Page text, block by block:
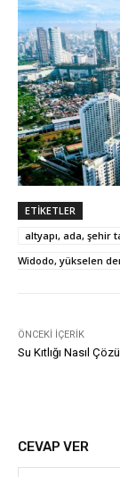
ETIKETLER
altyapı, ada, şehir
Widodo, yükselen
ÖNCEKI İÇERIK
Su Kıtlığı Nasıl
CEVAP VER